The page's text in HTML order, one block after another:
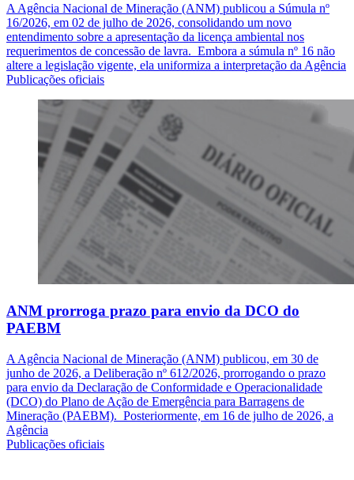
A Agência Nacional de Mineração (ANM) publicou a Súmula nº
16/2026, em 02 de julho de 2026, consolidando um novo
entendimento sobre a apresentação da licença ambiental nos
requerimentos de concessão de lavra. Embora a súmula nº 16 não
altere a legislação vigente, ela uniformiza a interpretação da Agência
Publicações oficiais
ANM prorroga prazo para envio da DCO do
PAEBM
A Agência Nacional de Mineração (ANM) publicou, em 30 de
junho de 2026, a Deliberação nº 612/2026, prorrogando o prazo
para envio da Declaração de Conformidade e Operacionalidade
(DCO) do Plano de Ação de Emergência para Barragens de
Mineração (PAEBM). Posteriormente, em 16 de julho de 2026, a
Agência
Publicações oficiais